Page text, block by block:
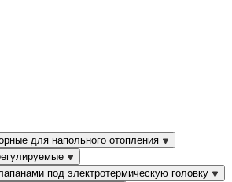
для напольного отопления
под электротермическую головку